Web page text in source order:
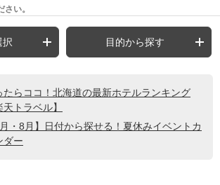
い。
択 目的から探す
たらココ！北海道の最新ホテルランキング
天トラベル】
月・8月】日付から探せる！夏休みイベントカ
ダー